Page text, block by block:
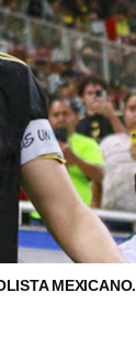
MEXICANO.